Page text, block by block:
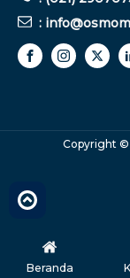
:
Copyright ©